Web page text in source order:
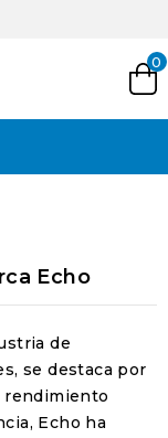
0
Echo
de
se destaca por
rendimiento
Echo ha